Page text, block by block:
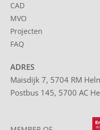
CAD
MVO
Projecten
FAQ
ADRES
Maisdijk 7, 5704 RM
Postbus 145, 5700 AC